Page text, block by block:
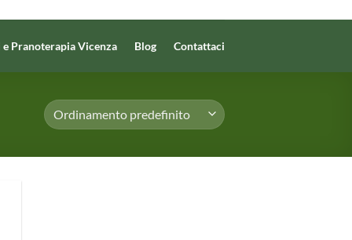
e Pranoterapia Vicenza Blog Contattaci